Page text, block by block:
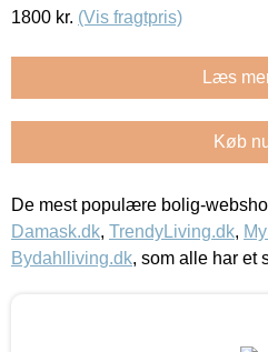
1800 kr. (Vis fragtpris)
Læs
Køb
De mest populære bolig-
Damask.dk, TrendyLiving.dk,
Bydahlliving.dk, som alle har et